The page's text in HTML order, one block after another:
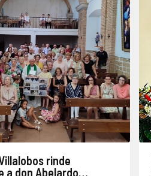
rinde
a don Abelardo